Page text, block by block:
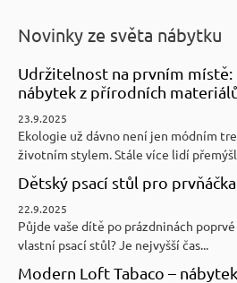
Novinky ze světa nábytku
Udržitelnost na prvním místě:
nábytek z přírodních
23.9.2025
Ekologie už dávno není jen módním
životním stylem. Stále více lidí
Dětský psací stůl pro prvňáčka
22.9.2025
Půjde vaše dítě po prázdninách
vlastní psací stůl? Je nejvyšší čas...
Modern Loft Tabaco –